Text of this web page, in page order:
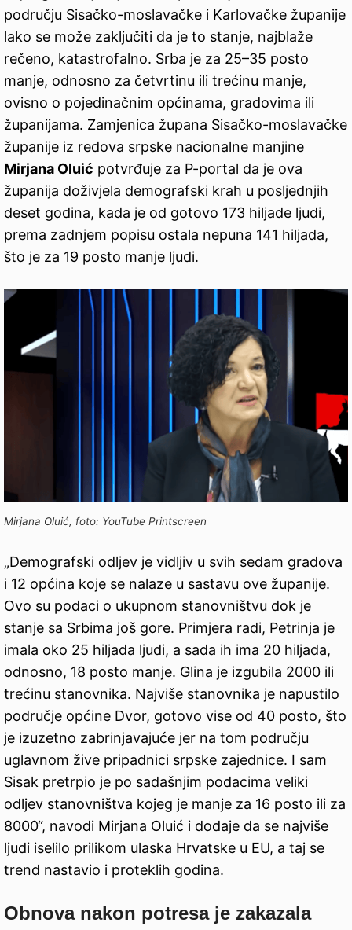
području Sisačko-moslavačke i Karlovačke županije
lako se može zaključiti da je to stanje, najblaže
rečeno, katastrofalno. Srba je za 25–35 posto
manje, odnosno za četvrtinu ili trećinu manje,
ovisno o pojedinačnim općinama, gradovima ili
županijama. Zamjenica župana Sisačko-moslavačke
županije iz redova srpske nacionalne manjine
Mirjana Oluić potvrđuje za P-portal da je ova
županija doživjela demografski krah u posljednjih
deset godina, kada je od gotovo 173 hiljade ljudi,
prema zadnjem popisu ostala nepuna 141 hiljada,
što je za 19 posto manje ljudi.
Mirjana Oluić, foto: YouTube Printscreen
„Demografski odljev je vidljiv u svih sedam gradova
i 12 općina koje se nalaze u sastavu ove županije.
Ovo su podaci o ukupnom stanovništvu dok je
stanje sa Srbima još gore. Primjera radi, Petrinja je
imala oko 25 hiljada ljudi, a sada ih ima 20 hiljada,
odnosno, 18 posto manje. Glina je izgubila 2000 ili
trećinu stanovnika. Najviše stanovnika je napustilo
područje općine Dvor, gotovo vise od 40 posto, što
je izuzetno zabrinjavajuće jer na tom području
uglavnom žive pripadnici srpske zajednice. I sam
Sisak pretrpio je po sadašnjim podacima veliki
odljev stanovništva kojeg je manje za 16 posto ili za
8000“, navodi Mirjana Oluić i dodaje da se najviše
ljudi iselilo prilikom ulaska Hrvatske u EU, a taj se
trend nastavio i proteklih godina.
Obnova nakon potresa je zakazala